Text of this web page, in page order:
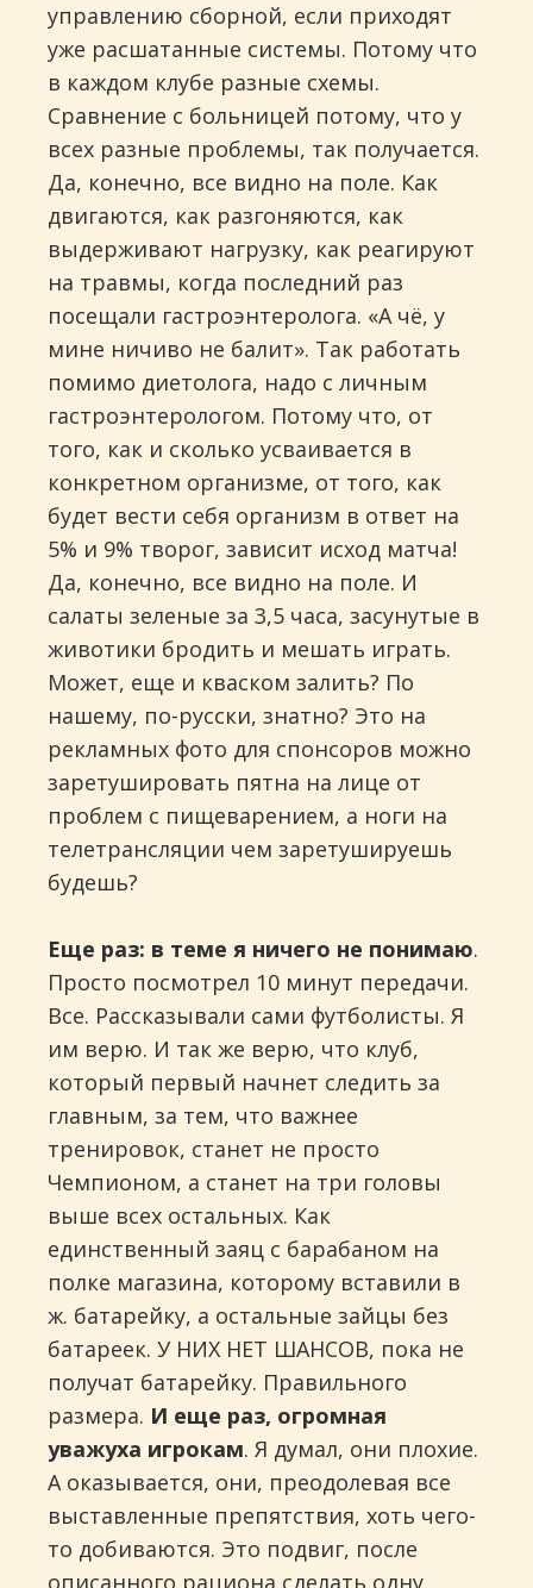
управлению сборной, если приходят
уже расшатанные системы. Потому что
в каждом клубе разные схемы.
Сравнение с больницей потому, что у
всех разные проблемы, так получается.
Да, конечно, все видно на поле. Как
двигаются, как разгоняются, как
выдерживают нагрузку, как реагируют
на травмы, когда последний раз
посещали гастроэнтеролога. «А чё, у
мине ничиво не балит». Так работать
помимо диетолога, надо с личным
гастроэнтерологом. Потому что, от
того, как и сколько усваивается в
конкретном организме, от того, как
будет вести себя организм в ответ на
5% и 9% творог, зависит исход матча!
Да, конечно, все видно на поле. И
салаты зеленые за 3,5 часа, засунутые в
животики бродить и мешать играть.
Может, еще и кваском залить? По
нашему, по-русски, знатно? Это на
рекламных фото для спонсоров можно
заретушировать пятна на лице от
проблем с пищеварением, а ноги на
телетрансляции чем заретушируешь
будешь?
Еще раз: в теме я ничего не понимаю.
Просто посмотрел 10 минут передачи.
Все. Рассказывали сами футболисты. Я
им верю. И так же верю, что клуб,
который первый начнет следить за
главным, за тем, что важнее
тренировок, станет не просто
Чемпионом, а станет на три головы
выше всех остальных. Как
единственный заяц с барабаном на
полке магазина, которому вставили в
ж. батарейку, а остальные зайцы без
батареек. У НИХ НЕТ ШАНСОВ, пока не
получат батарейку. Правильного
размера. И еще раз, огромная
уважуха игрокам. Я думал, они плохие.
А оказывается, они, преодолевая все
выставленные препятствия, хоть чего-
то добиваются. Это подвиг, после